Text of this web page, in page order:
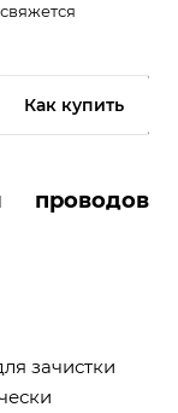
Как купить
проводов
зачистки